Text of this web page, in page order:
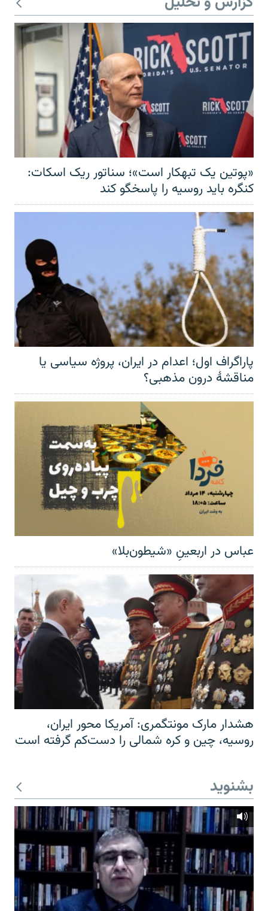
«پوتین یک تبهکار است»؛ سناتور ریک اسکات:
کنگره باید روسیه را پاسخگو کند
پاراگراف اول؛ اعدام در ایران، پروژه سیاسی یا
مناقشهٔ درون مذهبی؟
عباس در اربعینِ «شیطون‌بلا»
هشدار مارک مونتگمری: آمریکا محور ایران،
روسیه، چین و کره شمالی را دست‌کم گرفته است
بشنوید